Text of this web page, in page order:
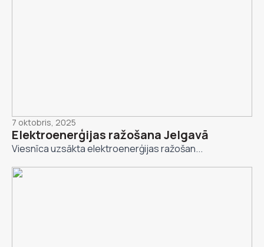
7 oktobris, 2025
Elektroenerģijas ražošana Jelgavā
Viesnīca uzsākta elektroenerģijas ražošan...